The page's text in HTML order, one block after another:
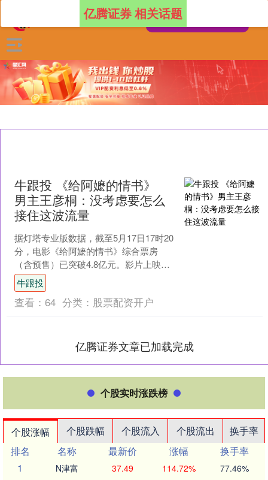
亿腾证券 相关话题
牛跟投 《给阿嬷的情书》
男主王彦桐：没考虑要怎么
接住这波流量
据灯塔专业版数据，截至5月17日17时20
分，电影《给阿嬷的情书》综合票房
（含预售）已突破4.8亿元。影片上映以
来口碑一路走高，主创也受到了不少网
友关注。 据《....
牛跟投
查看： 64 分类： 股票配资开户
亿腾证券文章已加载完成
个股实时涨跌榜
个股涨幅 个股跌幅 个股流入 个股流出
换手率
排名
名称 最新价 涨幅
换手率
1
N津富 37.49 114.72% 77.46%